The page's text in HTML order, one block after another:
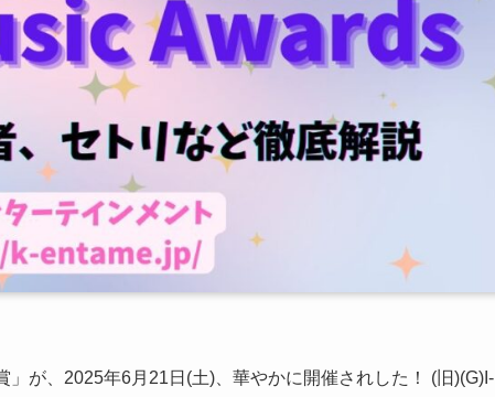
が、2025年6月21日(土)、華やかに開催されした！ (旧)(G)I-